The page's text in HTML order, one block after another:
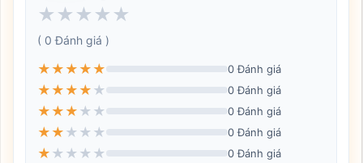
★ ★ ★ ★ ★
( 0 Đánh giá )
★ ★ ★ ★ ★ 0 Đánh giá
★ ★ ★ ★ ★ 0 Đánh giá
★ ★ ★ ★ ★ 0 Đánh giá
★ ★ ★ ★ ★ 0 Đánh giá
★ ★ ★ ★ ★ 0 Đánh giá